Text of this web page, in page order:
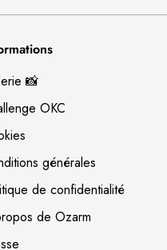
📸
OKC
générales
de confidentialité
de Ozarm